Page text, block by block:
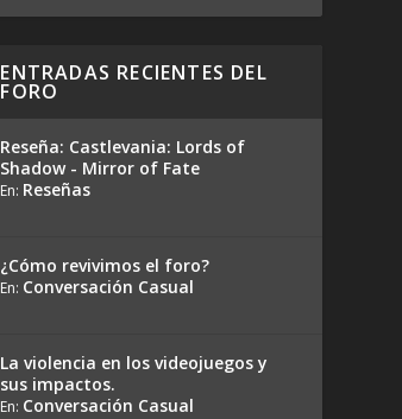
ENTRADAS RECIENTES DEL
FORO
Reseña: Castlevania: Lords of
Shadow - Mirror of Fate
En: Reseñas
¿Cómo revivimos el foro?
En: Conversación Casual
La violencia en los videojuegos y
sus impactos.
En: Conversación Casual